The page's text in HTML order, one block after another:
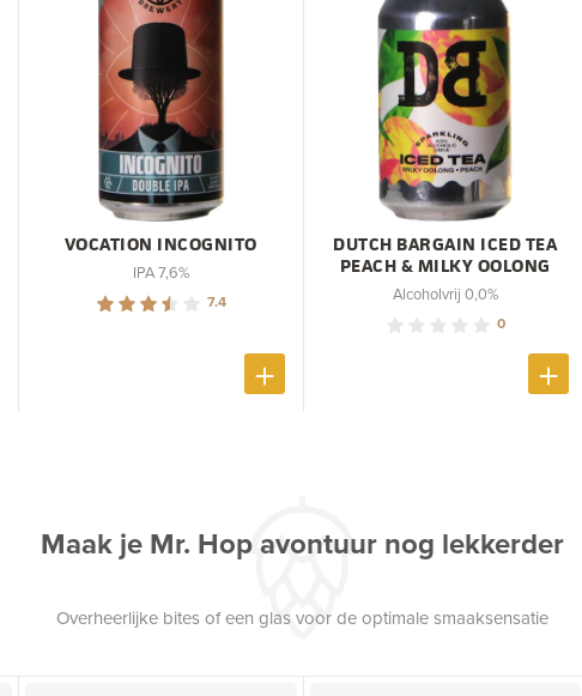
VOCATION INCOGNITO
IPA 7,6%
7.4
DUTCH BARGAIN ICED TEA
PEACH & MILKY OOLONG
Alcoholvrij 0,0%
0
Maak je Mr. Hop avontuur nog lekkerder
Overheerlijke bites of een glas voor de optimale smaaksensatie